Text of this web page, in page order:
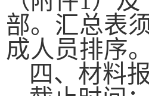
部。汇总表
成人员排序。
四、材料